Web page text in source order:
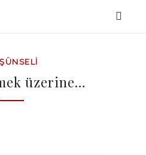
üzerine…